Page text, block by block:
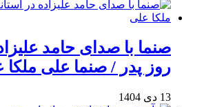
صنما با صدای حامد
روز پدر / صنما علی ملکا
13 دی 1404